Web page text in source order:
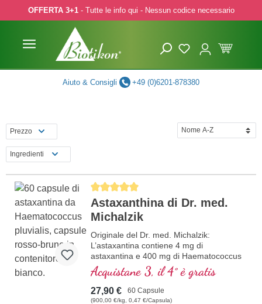
to main content
Skip to search
Skip to main navigation
OFFERTA 3+1- Tutte le info qui - Nessun codice necessario
Aiuto & Consigli +49 (0)6201-878380
Prezzo
Ingredienti
Average rating of 5 out of 5 stars
Astaxanthina di Dr. med.
Michalzik
Originale del Dr. med. Michalzik:
L’astaxantina contiene 4 mg di
astaxantina e 400 mg di Haematococcus
pluvialis per dose giornaliera (1 capsula).
Questo estratto di alta qualità è ricco di
antiossidanti e privo di additivi. Il sigillo è
privo di alluminio.
Acquistane 3, il 4° è gratis
27,90 € 60 Capsule
(900,00 €/kg, 0,47 €/Capsula)